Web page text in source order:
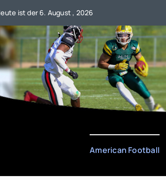
ist der 6. August , 2026
American Football